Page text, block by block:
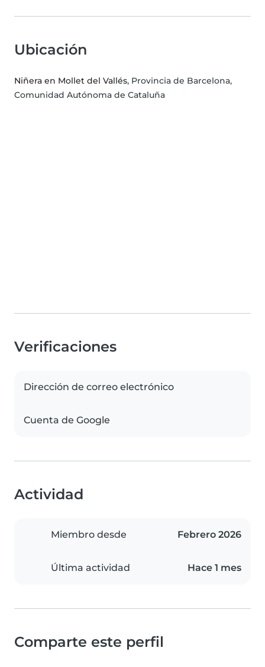
Ubicación
Niñera en Mollet del Vallés, Provincia de Barcelona,
Comunidad Autónoma de Cataluña
Verificaciones
Dirección de correo electrónico
Cuenta de Google
Actividad
Miembro desde Febrero 2026
Última actividad Hace 1 mes
Comparte este perfil